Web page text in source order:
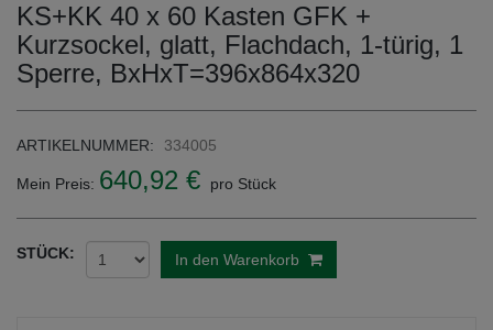
KS+KK 40 x 60 Kasten GFK +
Kurzsockel, glatt, Flachdach, 1-türig, 1
Sperre, BxHxT=396x864x320
ARTIKELNUMMER: 334005
Mein Preis: 640,92 € pro Stück
STÜCK: In den Warenkorb